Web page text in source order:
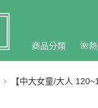
商品分類 🌺
【中大女童/大人